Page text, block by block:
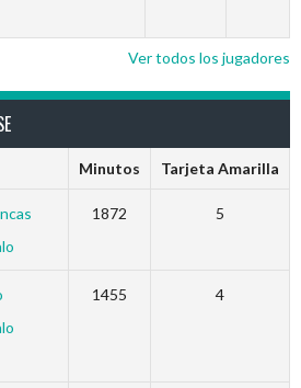
Ver todos los jugadores
Minutos Tarjeta Amarilla
1872 5
1455 4